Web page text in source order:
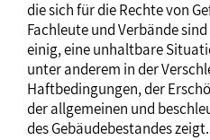
die sich für die Rechte von
Fachleute und Verbände
einig, eine unhaltbare
unter anderem in der
Haftbedingungen, der
der allgemeinen und
des Gebäudebestandes zeigt.